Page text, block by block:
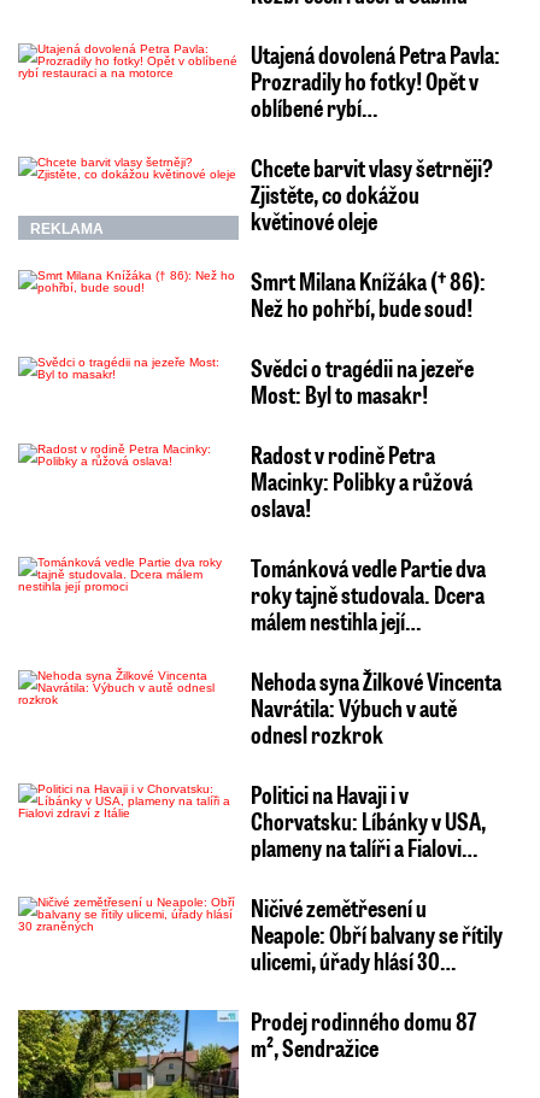
Utajená dovolená Petra Pavla:
Prozradily ho fotky! Opět v
oblíbené rybí…
REKLAMA
Chcete barvit vlasy šetrněji?
Zjistěte, co dokážou
květinové oleje
Smrt Milana Knížáka († 86):
Než ho pohřbí, bude soud!
Svědci o tragédii na jezeře
Most: Byl to masakr!
Radost v rodině Petra
Macinky: Polibky a růžová
oslava!
Tománková vedle Partie dva
roky tajně studovala. Dcera
málem nestihla její…
Nehoda syna Žilkové Vincenta
Navrátila: Výbuch v autě
odnesl rozkrok
Politici na Havaji i v
Chorvatsku: Líbánky v USA,
plameny na talíři a Fialovi…
Ničivé zemětřesení u
Neapole: Obří balvany se řítily
ulicemi, úřady hlásí 30…
Prodej rodinného domu 87
m², Sendražice